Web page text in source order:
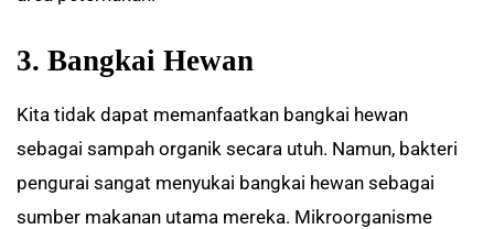
3. Bangkai Hewan
Kita tidak dapat memanfaatkan bangkai hewan
sebagai sampah organik secara utuh. Namun, bakteri
pengurai sangat menyukai bangkai hewan sebagai
sumber makanan utama mereka. Mikroorganisme